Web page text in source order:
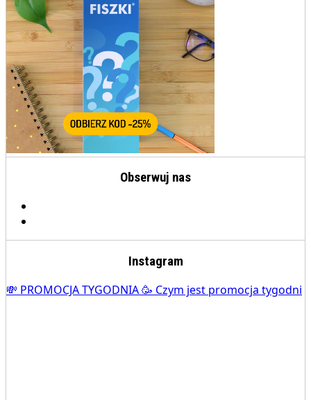
Obserwuj nas
Instagram
💸 PROMOCJA TYGODNIA 🥳 Czym jest promocja tygodni